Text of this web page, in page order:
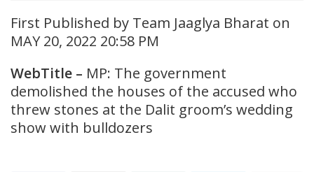
First Published by Team Jaaglya Bharat on
MAY 20, 2022 20:58 PM
WebTitle – MP: The government
demolished the houses of the accused who
threw stones at the Dalit groom’s wedding
show with bulldozers